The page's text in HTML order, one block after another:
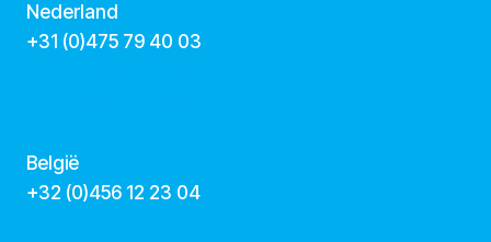
Nederland
+31 (0)475 79 40 03
België
‭+32 (0)456 12 23 04‬